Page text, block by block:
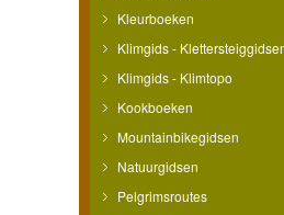
Kleurboeken
Klimgids -
Klimgids - Klimtopo
Kookboeken
Mountainbikegidsen
Natuurgidsen
Pelgrimsroutes